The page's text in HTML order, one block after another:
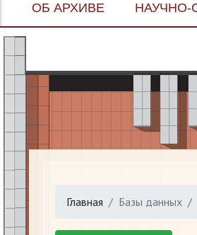
ОБ АРХИВЕ НАУЧНО-
Главная Базы данных